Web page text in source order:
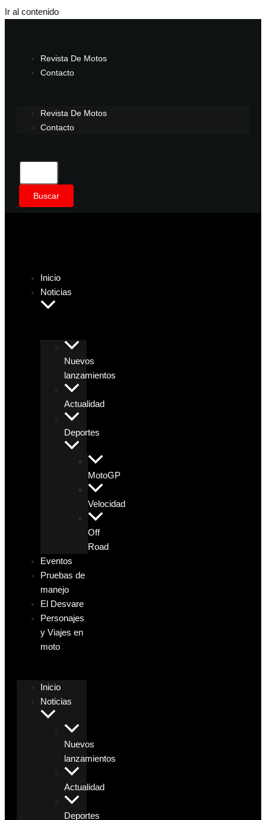
Ir al contenido
Revista De Motos
Contacto
Revista De Motos
Contacto
Buscar
Inicio
Noticias
Nuevos
lanzamientos
Actualidad
Deportes
MotoGP
Velocidad
Off
Road
Eventos
Pruebas de
manejo
El Desvare
Personajes
y Viajes en
moto
Inicio
Noticias
Nuevos
lanzamientos
Actualidad
Deportes